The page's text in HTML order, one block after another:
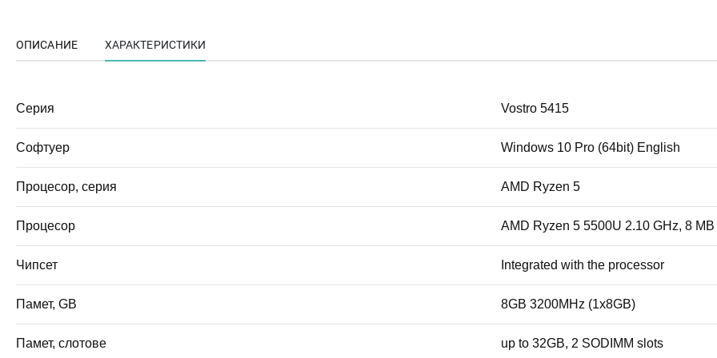
ОПИСАНИЕ ХАРАКТЕРИСТИКИ
Серия Vostro 5415
Софтуер Windows 10 Pro (64bit) English
Процесор, серия AMD Ryzen 5
Процесор AMD Ryzen 5 5500U 2.10 GHz, 8
Чипсет Integrated with the processor
Памет, GB 8GB 3200MHz (1x8GB)
Памет, слотове up to 32GB, 2 SODIMM slots